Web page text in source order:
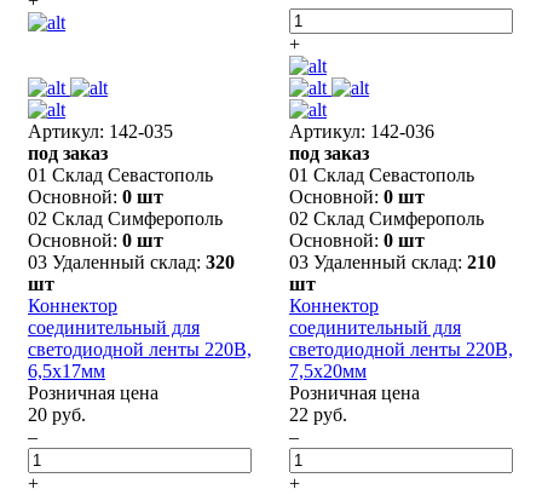
+
Артикул: 142-035
под заказ
01 Склад Севастополь
Основной: 0 шт
02 Склад Симферополь
Основной: 0 шт
03 Удаленный склад: 320
шт
Коннектор
соединительный для
светодиодной ленты 220В,
6,5x17мм
Розничная цена
20 руб.
–
+
Артикул: 142-036
под заказ
01 Склад Севастополь
Основной: 0 шт
02 Склад Симферополь
Основной: 0 шт
03 Удаленный склад: 210
шт
Коннектор
соединительный для
светодиодной ленты 220В,
7,5x20мм
Розничная цена
22 руб.
–
+